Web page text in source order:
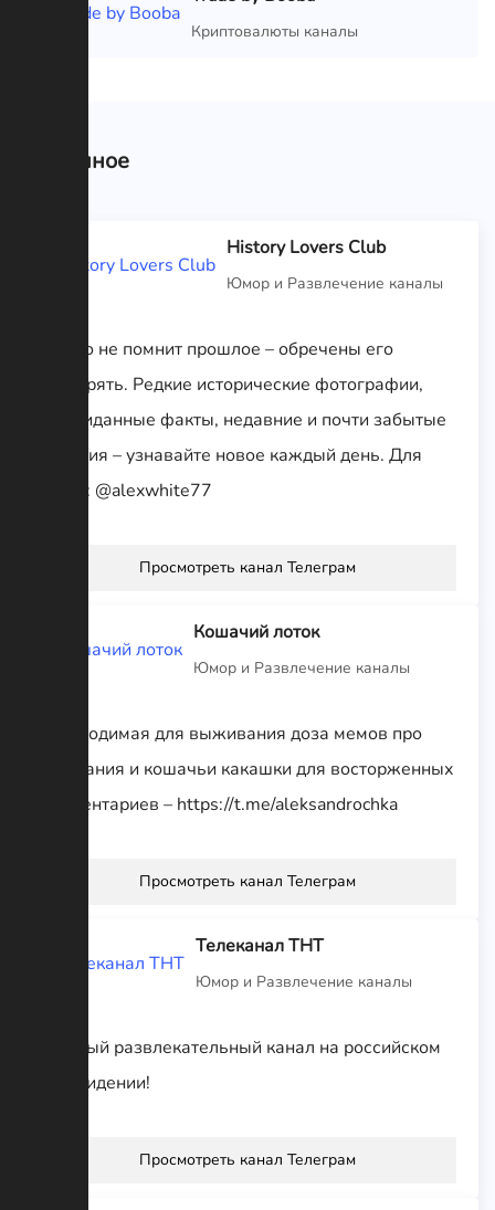
Криптовалюты каналы
Связанное
History Lovers Club
Юмор и Развлечение каналы
Те, кто не помнит прошлое – обречены его
повторять. Редкие исторические фотографии,
неожиданные факты, недавние и почти забытые
события – узнавайте новое каждый день. Для
связи: @alexwhite77
Просмотреть канал Телеграм
Кошачий лоток
Юмор и Развлечение каналы
необходимая для выживания доза мемов про
страдания и кошачьи какашки для восторженных
комментариев – https://t.me/aleksandrochka
Просмотреть канал Телеграм
Телеканал ТНТ
Юмор и Развлечение каналы
Главный развлекательный канал на российском
телевидении!
Просмотреть канал Телеграм